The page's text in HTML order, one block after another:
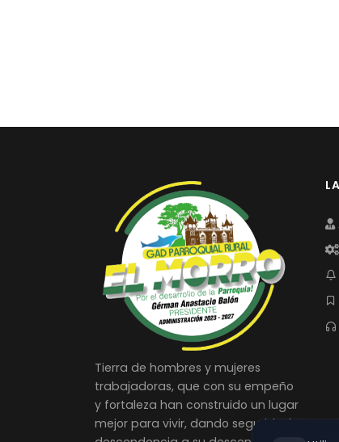
Tierra de hombres y mujeres
trabajadoras, que con su empeño
y fortaleza han construido un lugar
mejor para vivir, dando seguridad y